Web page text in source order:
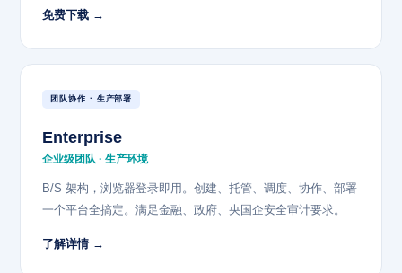
免费下载 →
团队协作 · 生产部署
Enterprise
企业级团队 · 生产环境
B/S 架构，浏览器登录即用。创建、托管、调度、协作、部署
一个平台全搞定。满足金融、政府、央国企安全审计要求。
了解详情 →